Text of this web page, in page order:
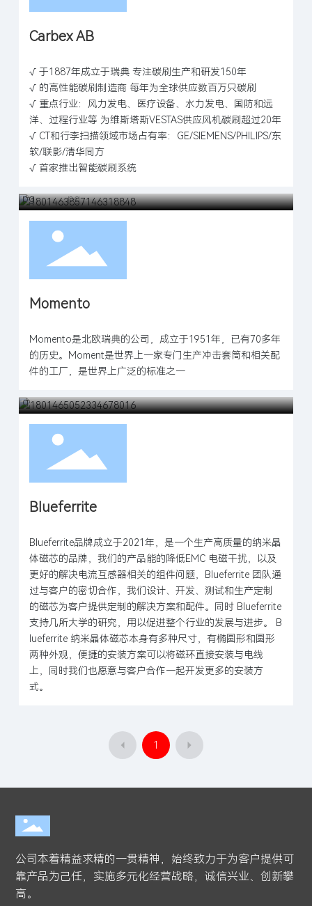
Carbex AB
√ 于1887年成立于瑞典 专注碳刷生产和研发150年
√ 的高性能碳刷制造商 每年为全球供应数百万只碳刷
√ 重点行业：风力发电、医疗设备、水力发电、国防和远
洋、过程行业等 为维斯塔斯VESTAS供应风机碳刷超过20年
√ CT和行李扫描领域市场占有率：GE/SIEMENS/PHILIPS/东
软/联影/清华同方
√ 首家推出智能碳刷系统
Momento
Momento是北欧瑞典的公司，成立于1951年，已有70多年
的历史。Moment是世界上一家专门生产冲击套筒和相关配
件的工厂，是世界上广泛的标准之一
Blueferrite
Blueferrite品牌成立于2021年，是一个生产高质量的纳米晶
体磁芯的品牌，我们的产品能的降低EMC 电磁干扰，以及
更好的解决电流互感器相关的组件问题，Blueferrite 团队通
过与客户的密切合作，我们设计、开发、测试和生产定制
的磁芯为客户提供定制的解决方案和配件。同时 Blueferrite
支持几所大学的研究，用以促进整个行业的发展与进步。 B
lueferrite 纳米晶体磁芯本身有多种尺寸，有椭圆形和圆形
两种外观，便捷的安装方案可以将磁环直接安装与电线
上，同时我们也愿意与客户合作一起开发更多的安装方
式。
1
公司本着精益求精的一贯精神，始终致力于为客户提供可
靠产品为己任，实施多元化经营战略，诚信兴业、创新攀
高。